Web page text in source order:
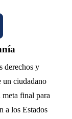
derechos y
un ciudadano
final para
a los Estados